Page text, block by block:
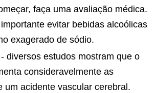
faça uma avaliação médica.
evitar bebidas alcoólicas
exagerado de sódio.
- diversos estudos mostram que o
consideravelmente as
um acidente vascular cerebral.